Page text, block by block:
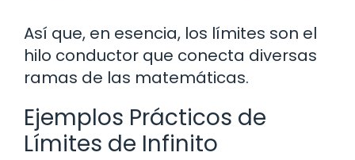
Así que, en esencia, los límites son el
hilo conductor que conecta diversas
ramas de las matemáticas.
Ejemplos Prácticos de
Límites de Infinito